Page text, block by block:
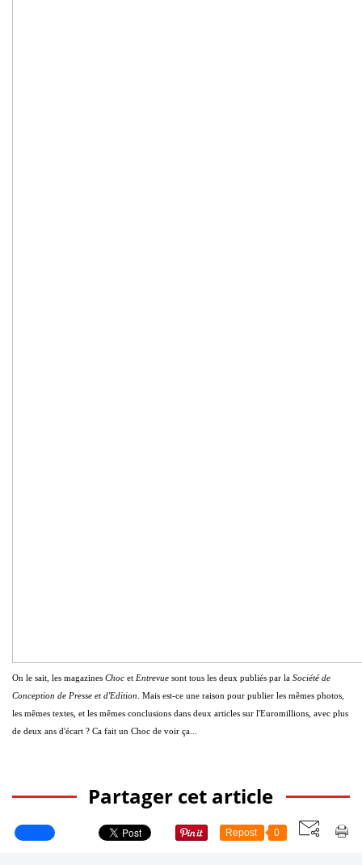
On le sait, les magazines Choc et Entrevue sont tous les deux publiés par la Société de
Conception de Presse et d'Edition . Mais est-ce une raison pour publier les mêmes photos,
les mêmes textes, et les mêmes conclusions dans deux articles sur l'Euromillions, avec plus
de deux ans d'écart ? Ca fait un Choc de voir ça...
Partager cet article
Repost 0